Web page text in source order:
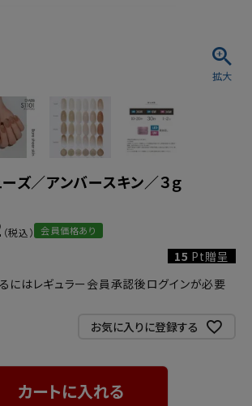
ズ／アンバースキン／３ｇ
会員価格あり
15 Pt贈呈
にはレギュラー会員承認後ログインが必要
お気に入りに登録する
カートに入れる